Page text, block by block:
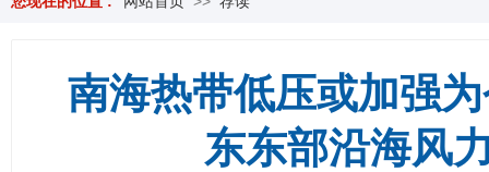
南海热带低压或加强
东东部沿海风